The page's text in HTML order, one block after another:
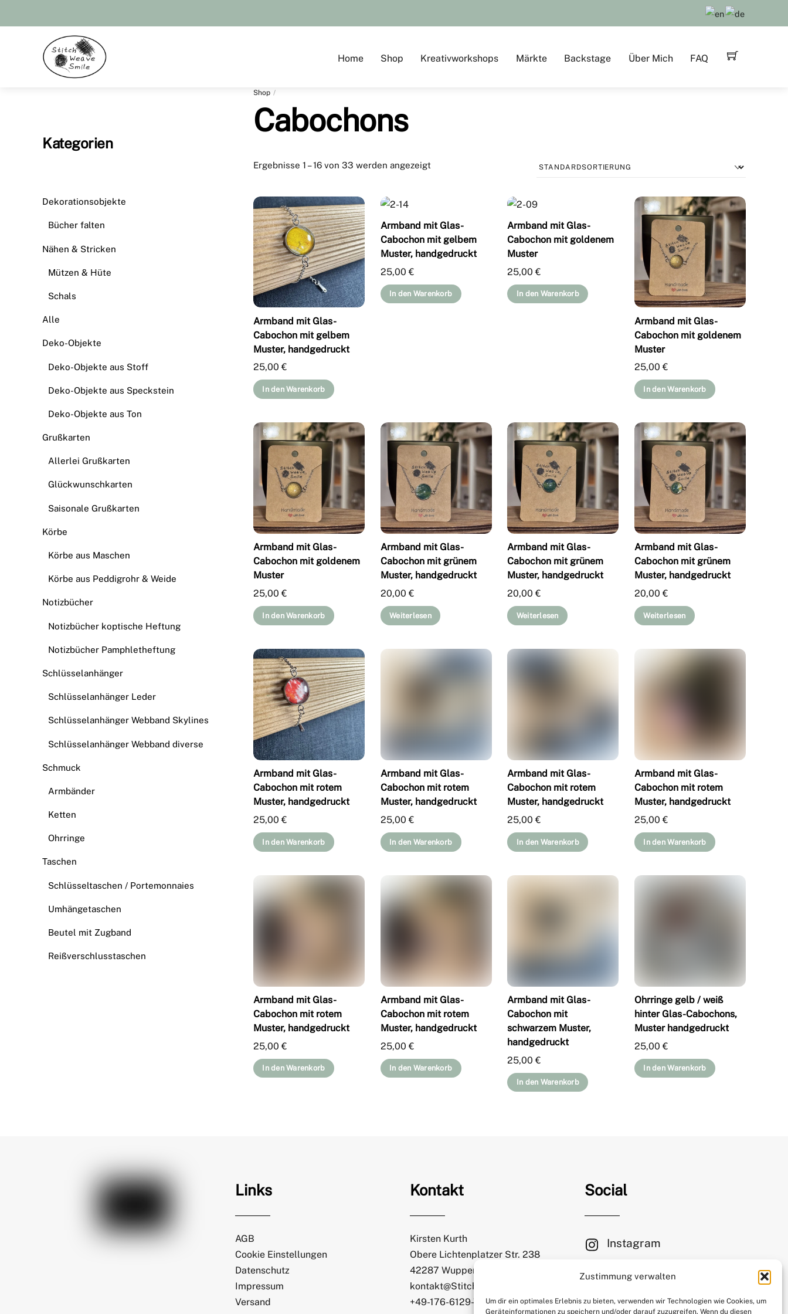
Zustimmung verwalten
Um dir ein optimales Erlebnis zu bieten, verwenden wir Technologien wie Cookies, um
Geräteinformationen zu speichern und/oder darauf zuzugreifen. Wenn du diesen
Menu
Home Shop Kreativworkshops Märkte Backstage Über Mich FAQ
Shop
Cabochons
Ergebnisse 1 – 16 von 33 werden angezeigt
Armband mit Glas-
Cabochon mit gelbem
Muster, handgedruckt
25,00€
In den Warenkorb
Armband mit Glas-
Cabochon mit gelbem
Muster, handgedruckt
25,00€
In den Warenkorb
Armband mit Glas-
Cabochon mit goldenem
Muster
25,00€
In den Warenkorb
Armband mit Glas-
Cabochon mit goldenem
Muster
25,00€
In den Warenkorb
Armband mit Glas-
Cabochon mit goldenem
Muster
25,00€
In den Warenkorb
Armband mit Glas-
Cabochon mit grünem
Muster, handgedruckt
20,00€
Weiterlesen
Armband mit Glas-
Cabochon mit grünem
Muster, handgedruckt
20,00€
Weiterlesen
Armband mit Glas-
Cabochon mit grünem
Muster, handgedruckt
20,00€
Weiterlesen
Armband mit Glas-
Cabochon mit rotem
Muster, handgedruckt
25,00€
In den Warenkorb
Armband mit Glas-
Cabochon mit rotem
Muster, handgedruckt
25,00€
In den Warenkorb
Armband mit Glas-
Cabochon mit rotem
Muster, handgedruckt
25,00€
In den Warenkorb
Armband mit Glas-
Cabochon mit rotem
Muster, handgedruckt
25,00€
In den Warenkorb
Armband mit Glas-
Cabochon mit rotem
Muster, handgedruckt
25,00€
In den Warenkorb
Armband mit Glas-
Cabochon mit rotem
Muster, handgedruckt
25,00€
In den Warenkorb
Armband mit Glas-
Cabochon mit
schwarzem Muster,
handgedruckt
25,00€
In den Warenkorb
Ohrringe gelb / weiß
hinter Glas-Cabochons,
Muster handgedruckt
25,00€
In den Warenkorb
Kategorien
Dekorationsobjekte
Bücher falten
Nähen & Stricken
Mützen & Hüte
Schals
Alle
Deko-Objekte
Deko-Objekte aus Stoff
Deko-Objekte aus Speckstein
Deko-Objekte aus Ton
Grußkarten
Allerlei Grußkarten
Glückwunschkarten
Saisonale Grußkarten
Körbe
Körbe aus Maschen
Körbe aus Peddigrohr & Weide
Notizbücher
Notizbücher koptische Heftung
Notizbücher Pamphletheftung
Schlüsselanhänger
Schlüsselanhänger Leder
Schlüsselanhänger Webband Skylines
Schlüsselanhänger Webband diverse
Schmuck
Armbänder
Ketten
Ohrringe
Taschen
Schlüsseltaschen / Portemonnaies
Umhängetaschen
Beutel mit Zugband
Reißverschlusstaschen
Links
AGB
Cookie Einstellungen
Datenschutz
Impressum
Versand
Kontakt
Kirsten Kurth
Obere Lichtenplatzer Str. 238
42287 Wuppertal
kontakt@StitchWeaveSmile.com
+49-176-6129-7065
Social
Instagram
Facebook
Mastodon